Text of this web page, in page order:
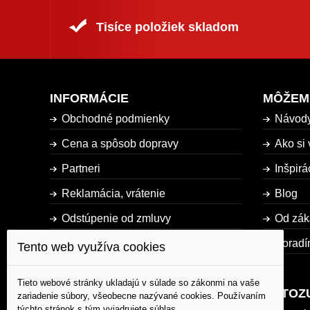
Tisíce položiek skladom
INFORMÁCIE
Obchodné podmienky
Cena a spôsob dopravy
Partneri
Reklamácia, vrátenie
Odstúpenie od zmluvy
Dostupnosť tovaru
Mapa stránky
Ako si
Blog
Od
Tento web využíva cookies
Tieto webové stránky ukladajú v súlade so zákonmi na vaše
zariadenie súbory, všeobecne nazývané cookies. Používaním